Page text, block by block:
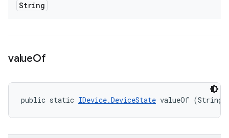
String
valueOf
public static IDevice.DeviceState valueOf (String